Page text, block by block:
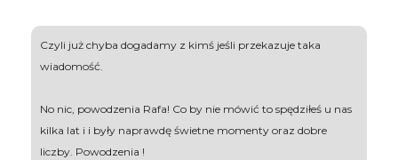
Czyli już chyba dogadamy z kimś jeśli przekazuje taka
wiadomość.
No nic, powodzenia Rafa! Co by nie mówić to spędziłeś u nas
kilka lat i i były naprawdę świetne momenty oraz dobre
liczby. Powodzenia !